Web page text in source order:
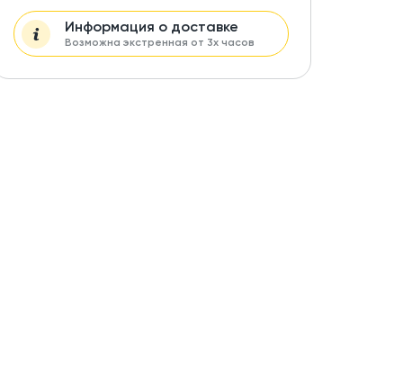
Информация о доставке
Возможна экстренная от 3х часов